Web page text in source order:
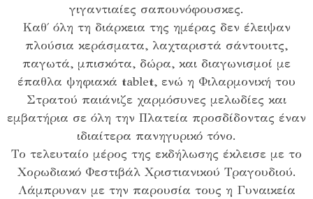
γιγαντιαίες σαπουνόφουσκες.
Καθ΄ όλη τη διάρκεια της ημέρας δεν έλειψαν
πλούσια κεράσματα, λαχταριστά σάντουιτς,
παγωτά, μπισκότα, δώρα, και διαγωνισμοί με
έπαθλα ψηφιακά tablet, ενώ η Φιλαρμονική του
Στρατού παιάνιζε χαρμόσυνες μελωδίες και
εμβατήρια σε όλη την Πλατεία προσδίδοντας έναν
ιδιαίτερα πανηγυρικό τόνο.
Το τελευταίο μέρος της εκδήλωσης έκλεισε με το
Χορωδιακό Φεστιβάλ Χριστιανικού Τραγουδιού.
Λάμπρυναν με την παρουσία τους η Γυναικεία